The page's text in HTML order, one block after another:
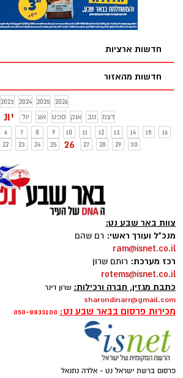
חדשות ארציות
חדשות מהאזור
2023 2024 2025
2026
יונ יול אוג ספט אוק נוב
דצמ
6 7 8 9 10 11 12 13 14 15
16
22 23 24 25 26 27 28 29 30
צוות באר שבע נט:
מנכ"ל ועורך ראשי: רם שהם
ram@isnet.co.il
רכז מערכת: רותם שרון
rotems@isnet.co.il
כתבת מגזין, חברה ורכילות: שרון דינר
sharondinarr@gmail.com
מכירות פרסום בבאר שבע נט: 050-8833100
פרסום ברשת ישראל נט - אלדה נתנאל